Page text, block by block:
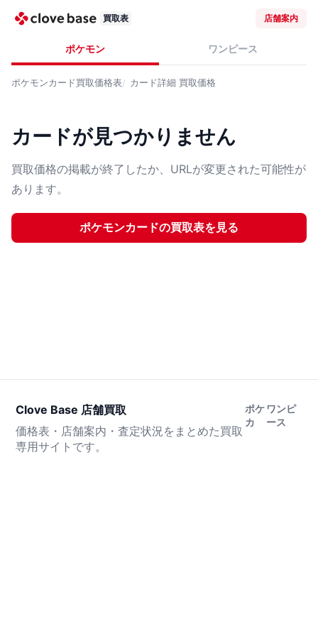
買取表 店舗案内
ポケモン ワンピース
ポケモンカード買取価格表 カード詳細 買取価格
カードが見つかりません
買取価格の掲載が終了したか、URLが変更された可能性が
あります。
ポケモンカードの買取表を見る
Clove Base 店舗買取
価格表・店舗案内・査定状況をまとめた買取
専用サイトです。
ポケ
カ
ワンピ
ース